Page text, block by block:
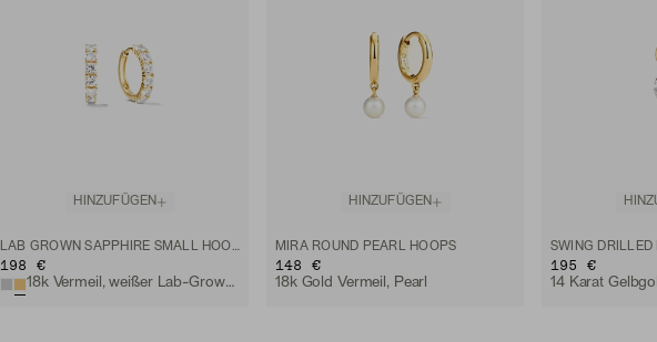
HINZUFÜGEN
LAB GROWN SAPPHIRE SMALL HOOPS
198 €
18k Vermeil, weißer Lab-Grown Saphir
HINZUFÜGEN
MIRA ROUND PEARL HOOPS
148 €
18k Gold Vermeil, Pearl
195 €